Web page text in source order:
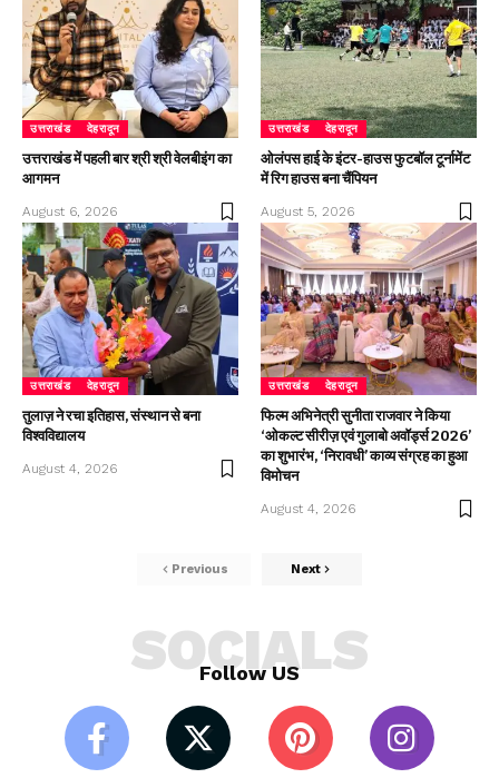
उत्तराखंड देहरादून
उत्तराखंड में पहली बार श्री श्री वेलबीइंग का
आगमन
August 6, 2026
उत्तराखंड देहरादून
ओलंपस हाई के इंटर-हाउस फुटबॉल टूर्नामेंट
में रिग हाउस बना चैंपियन
August 5, 2026
उत्तराखंड देहरादून
तुलाज़ ने रचा इतिहास, संस्थान से बना
विश्वविद्यालय
August 4, 2026
उत्तराखंड देहरादून
फिल्म अभिनेत्री सुनीता राजवार ने किया
‘ओकल्ट सीरीज़ एवं गुलाबो अवॉर्ड्स 2026’
का शुभारंभ, ‘निरावधी’ काव्य संग्रह का हुआ
विमोचन
August 4, 2026
Previous Next
Follow US
SOCIALS